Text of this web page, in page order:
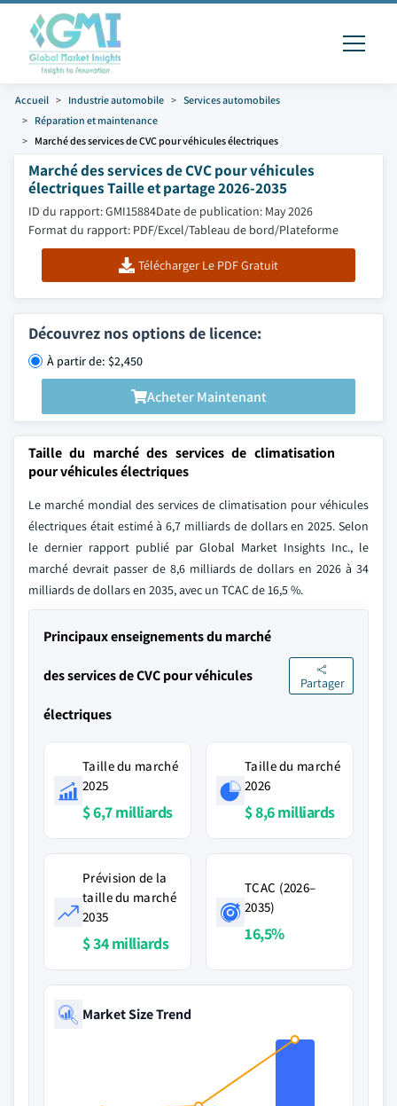
Accueil Industrie automobile
Services automobiles
Réparation et maintenance
Marché des services de CVC pour véhicules électriques
Marché des services de CVC pour véhicules
électriques Taille et partage 2026-2035
ID du rapport: GMI15884Date de publication: May 2026
Format du rapport: PDF/Excel/Tableau de bord/Plateforme
Télécharger Le PDF Gratuit
Découvrez nos options de licence:
À partir de: $2,450
Acheter Maintenant
Taille du marché des services de climatisation
pour véhicules électriques
Le marché mondial des services de climatisation pour véhicules
électriques était estimé à 6,7 milliards de dollars en 2025. Selon
le dernier rapport publié par Global Market Insights Inc., le
marché devrait passer de 8,6 milliards de dollars en 2026 à 34
milliards de dollars en 2035, avec un TCAC de 16,5 %.
Principaux enseignements du marché
des services de CVC pour véhicules
électriques
Partager
Taille du marché
2025
$ 6,7 milliards
Taille du marché
2026
$ 8,6 milliards
Prévision de la
taille du marché
2035
$ 34 milliards
TCAC (2026–
2035)
16,5%
Market Size Trend